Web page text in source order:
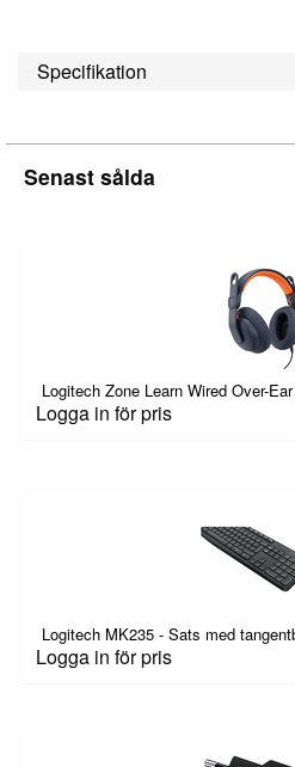
Specifikation
Senast sålda
Logitech Zone Learn Wired Over-
Logga in för pris
Logitech MK235 - Sats med
Logga in för pris